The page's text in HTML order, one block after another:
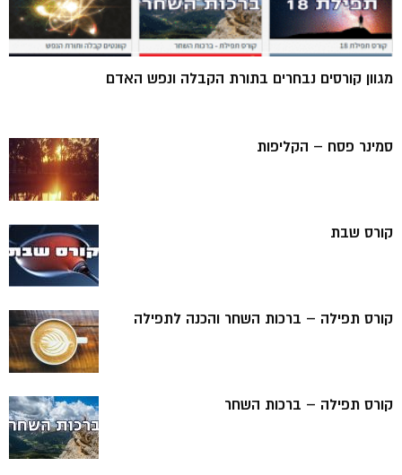
מגוון קורסים נבחרים בתורת הקבלה ונפש האדם
סמינר פסח – הקליפות
קורס שבת
קורס תפילה – ברכות השחר והכנה לתפילה
קורס תפילה – ברכות השחר